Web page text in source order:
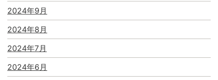
2024年9月
2024年8月
2024年7月
2024年6月